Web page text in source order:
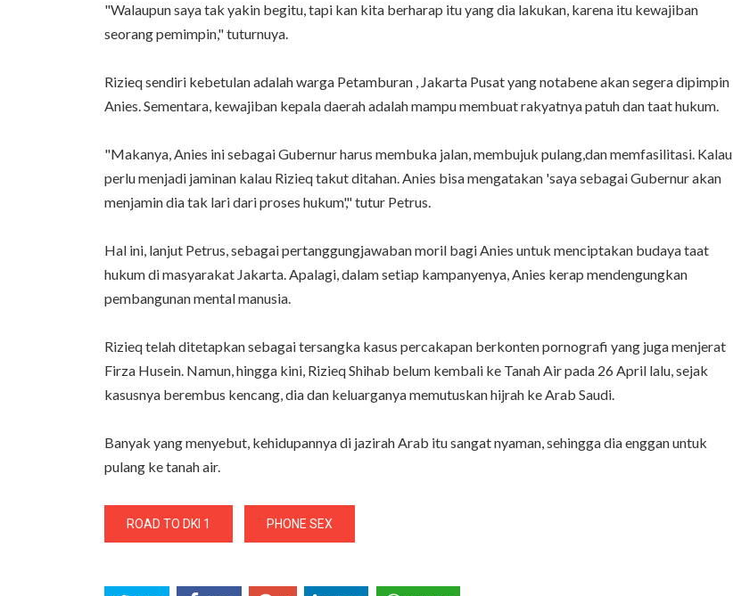
"Wa‎laupun saya tak yakin begitu, tapi kan kita berharap itu yang dia lakukan, karena itu kewajiban
seorang pemimpin," tuturnuya.
Rizieq sendiri kebetulan adalah warga Petamburan , Jakarta Pusat yang notabene akan segera dipimpin
Anies. Sementara, kewajiban kepala daerah adalah mampu membuat rakyatnya patuh dan taat hukum.
"Makanya, Anies ini sebagai Gubernur harus membuka jalan, membujuk pulang,dan memfasilitasi. Kalau
perlu menjadi jaminan kalau Rizieq takut ditahan. Anies bisa mengatakan 'saya sebagai Gubernur akan
menjamin dia tak lari dari proses hukum'," tutur Petrus.
Hal ini, lanjut Petrus, sebagai pertanggungjawaban moril bagi Anies untuk menciptakan budaya taat
hukum di masyarakat Jakarta. Apalagi, dalam setiap kampanyenya, Anies kerap mendengungkan
pembangunan mental manusia.
Rizieq telah ditetapkan sebagai tersangka kasus percakapan berkonten pornografi yang juga menjerat
Firza Husein. Namun, hingga kini, Rizieq Shihab belum kembali ke Tanah Air pada 26 April lalu, sejak
kasusnya berembus kencang, dia dan keluarganya memutuskan hijrah ke Arab Saudi.
Banyak yang menyebut, kehidupannya di jazirah Arab itu sangat nyaman, sehingga dia enggan untuk
pulang ke tanah air.
ROAD TO DKI 1 PHONE SEX